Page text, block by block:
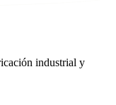
industrial y